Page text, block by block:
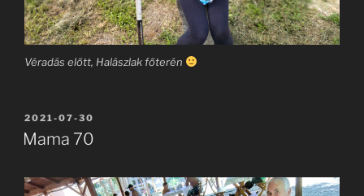
Véradás előtt, Halászlak főterén
BEKÜLDVE:
2021-07-30
Mama 70